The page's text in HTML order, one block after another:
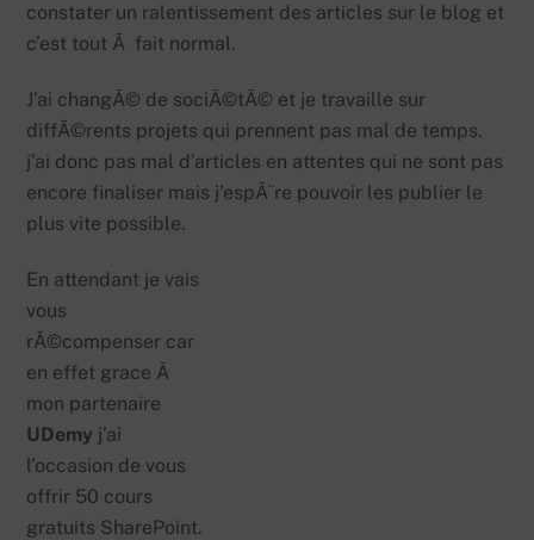
constater un ralentissement des articles sur le blog et
c’est tout Ã fait normal.
J’ai changÃ© de sociÃ©tÃ© et je travaille sur
diffÃ©rents projets qui prennent pas mal de temps.
j’ai donc pas mal d’articles en attentes qui ne sont pas
encore finaliser mais j’espÃ¨re pouvoir les publier le
plus vite possible.
En attendant je vais
vous
rÃ©compenser car
en effet grace Ã
mon partenaire
UDemy j’ai
l’occasion de vous
offrir 50 cours
gratuits SharePoint.